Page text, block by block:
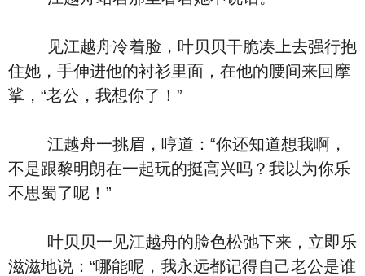
见江越舟冷着脸，叶贝贝干脆凑上去强行抱
住她，手伸进他的衬衫里面，在他的腰间来回摩
挲，“老公，我想你了！”
江越舟一挑眉，哼道：“你还知道想我啊，
不是跟黎明朗在一起玩的挺高兴吗？我以为你乐
不思蜀了呢！”
叶贝贝一见江越舟的脸色松弛下来，立即乐
滋滋地说：“哪能呢，我永远都记得自己老公是谁